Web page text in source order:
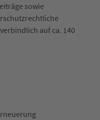
sowie
auf ca. 140